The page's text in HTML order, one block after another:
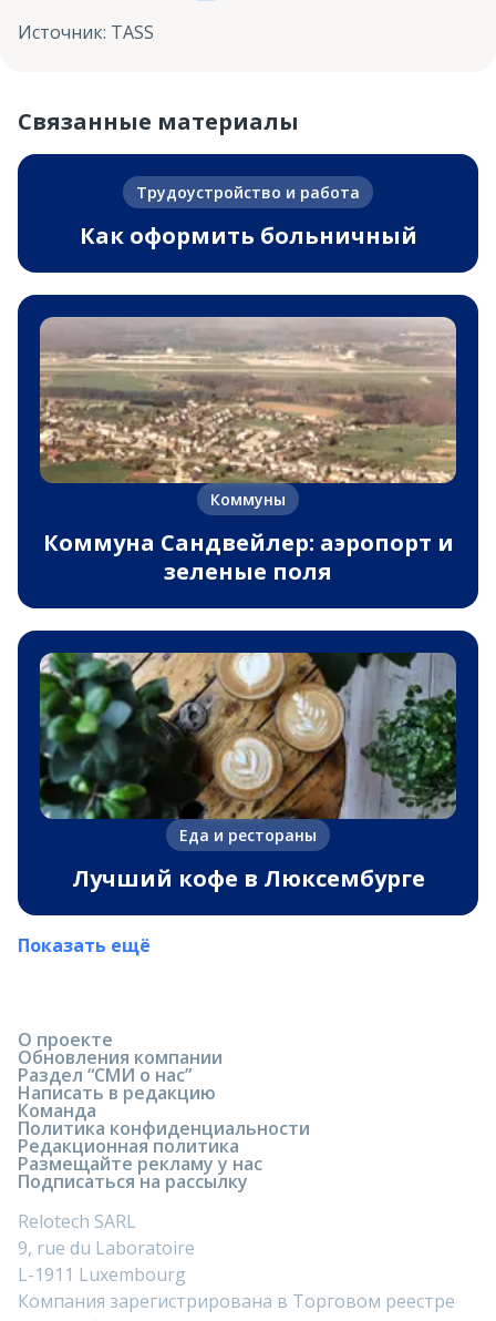
Источник: TASS
Связанные материалы
Трудоустройство и работа
Как оформить больничный
Коммуны
Коммуна Сандвейлер: аэропорт и
зеленые поля
Еда и рестораны
Лучший кофе в Люксембурге
Показать ещё
О проекте
Обновления компании
Раздел “СМИ о нас”
Написать в редакцию
Команда
Политика конфиденциальности
Редакционная политика
Размещайте рекламу у нас
Подписаться на рассылку
Relotech SARL
9, rue du Laboratoire
L-1911 Luxembourg
Компания зарегистрирована в Торговом реестре